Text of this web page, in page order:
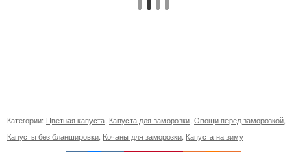
Категории: Цветная капуста Капуста для заморозки Овощи перед заморозкой
Капусты без бланшировки Кочаны для заморозки Капуста на зиму